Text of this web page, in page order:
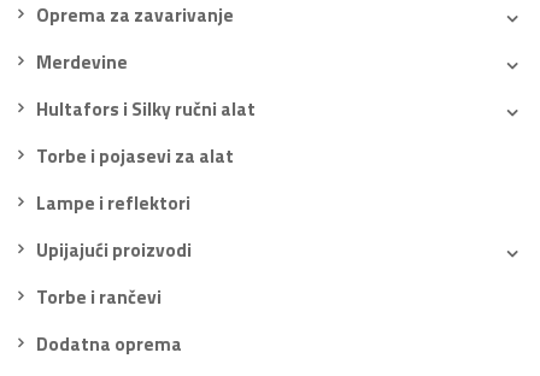
Oprema za zavarivanje
Merdevine
Hultafors i Silky ručni alat
Torbe i pojasevi za alat
Lampe i reflektori
Upijajući proizvodi
Torbe i rančevi
Dodatna oprema